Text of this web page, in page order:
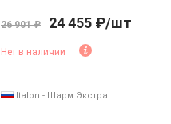
26 901 ₽ 24 455 ₽/шт
Нет в наличии
Italon - Шарм Экстра